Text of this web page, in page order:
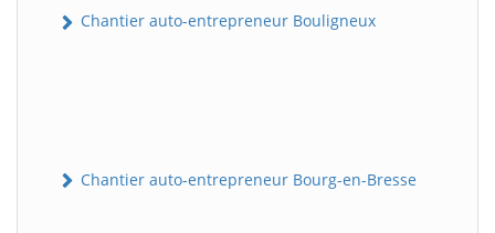
Chantier auto-entrepreneur Bouligneux
Chantier auto-entrepreneur Bourg-en-Bresse